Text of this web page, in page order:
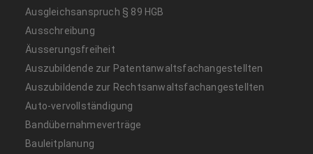
Ausgleichsanspruch § 89 HGB
Ausschreibung
Äusserungsfreiheit
Auszubildende zur Patentanwaltsfachangestellten
Auszubildende zur Rechtsanwaltsfachangestellten
Auto-vervollständigung
Bandübernahmeverträge
Bauleitplanung